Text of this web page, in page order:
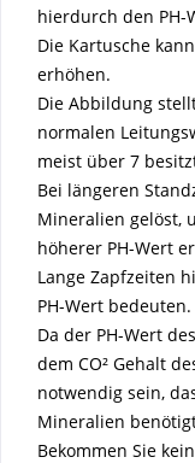
hierdurch den PH-
Die Kartusche
erhöhen.
Die Abbildung
normalen
meist über 7
Bei längeren
Mineralien gelöst,
höherer PH-Wert
Lange Zapfzeiten
PH-Wert bedeuten.
Da der PH-Wert
dem CO² Gehalt
notwendig sein,
Mineralien
Bekommen Sie